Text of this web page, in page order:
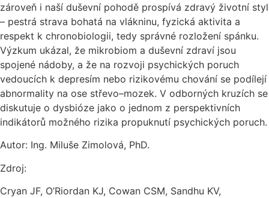
zároveň i naší duševní pohodě prospívá zdravý životní styl
– pestrá strava bohatá na vlákninu, fyzická aktivita a
respekt k chronobiologii, tedy správné rozložení spánku.
Výzkum ukázal, že mikrobiom a duševní zdraví jsou
spojené nádoby, a že na rozvoji psychických poruch
vedoucích k depresím nebo rizikovému chování se podílejí
abnormality na ose střevo–mozek. V odborných kruzích se
diskutuje o dysbióze jako o jednom z perspektivních
indikátorů možného rizika propuknutí psychických poruch.
Autor: Ing. Miluše Zimolová, PhD.
Zdroj:
Cryan JF, O’Riordan KJ, Cowan CSM, Sandhu KV,